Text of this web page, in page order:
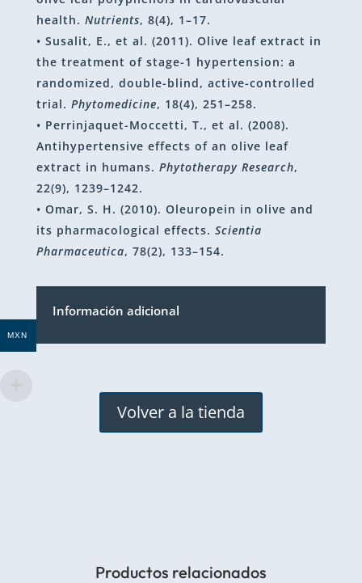
health. Nutrients, 8(4), 1–17.
• Susalit, E., et al. (2011). Olive leaf extract in
the treatment of stage-1 hypertension: a
randomized, double-blind, active-controlled
trial. Phytomedicine, 18(4), 251–258.
• Perrinjaquet-Moccetti, T., et al. (2008).
Antihypertensive effects of an olive leaf
extract in humans. Phytotherapy Research,
22(9), 1239–1242.
• Omar, S. H. (2010). Oleuropein in olive and
its pharmacological effects. Scientia
Pharmaceutica, 78(2), 133–154.
Información adicional
Volver a la tienda
Productos relacionados
MXN